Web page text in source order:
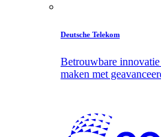
Deutsche Telekom
Betrouwbare
maken met